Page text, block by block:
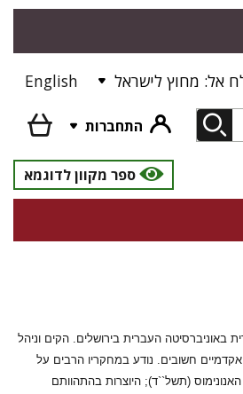
אל: מחוץ לישראל English
התחברות
ספר מקוון לדוגמא
רבות כפרופסור בחוג לספרות עברית באוניברסיטה העברית בירושלים. הקים וניהל
חשובים. נודע במחקריו הרבים על
(תשל``ד); היוצרות בהתהוותם